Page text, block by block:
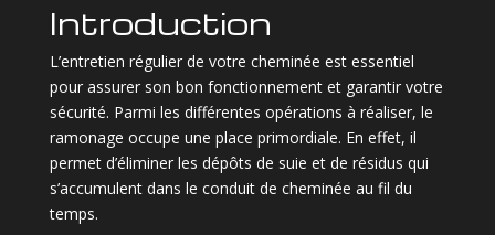
Introduction
L’entretien régulier de votre cheminée est essentiel
pour assurer son bon fonctionnement et garantir votre
sécurité. Parmi les différentes opérations à réaliser, le
ramonage occupe une place primordiale. En effet, il
permet d’éliminer les dépôts de suie et de résidus qui
s’accumulent dans le conduit de cheminée au fil du
temps.